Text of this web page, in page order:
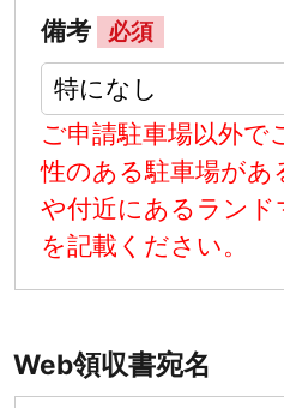
備考 必須
ご申請駐車場以外で
性のある駐車場があ
や付近にあるランド
を記載ください。
Web領収書宛名